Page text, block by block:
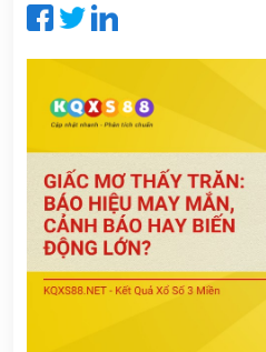
CỨU
KẾT
QUẢ
PHÂN
TÍCH
XỔ
SỐ
TIN
TỨC
KQXS